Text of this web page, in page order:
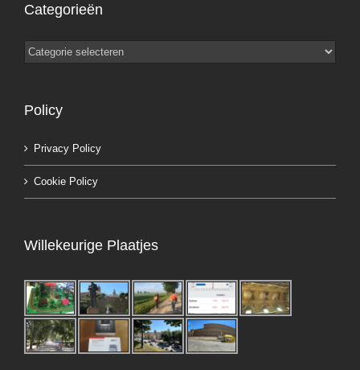
Categorieën
Categorieën
Policy
Privacy Policy
Cookie Policy
Willekeurige Plaatjes